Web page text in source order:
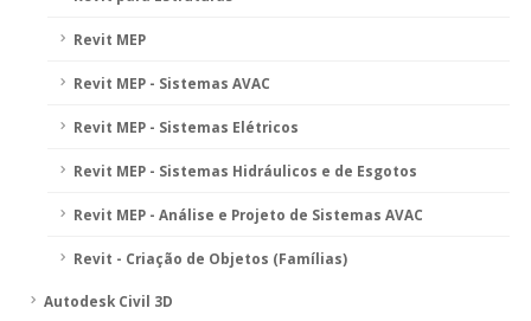
Revit MEP
Revit MEP - Sistemas AVAC
Revit MEP - Sistemas Elétricos
Revit MEP - Sistemas Hidráulicos e de Esgotos
Revit MEP - Análise e Projeto de Sistemas AVAC
Revit - Criação de Objetos (Famílias)
Autodesk Civil 3D